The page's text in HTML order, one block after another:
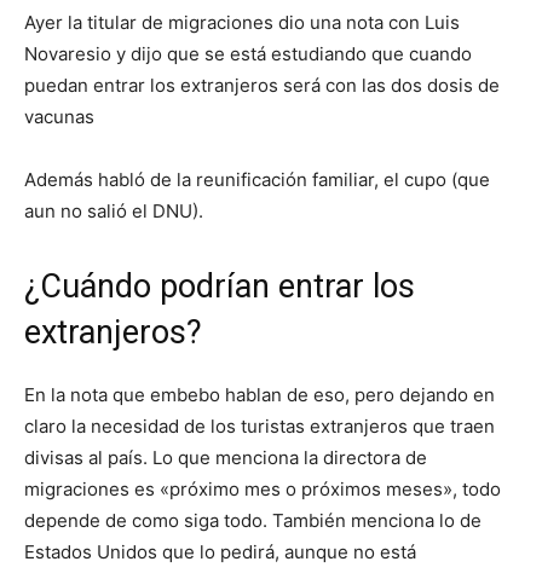
Ayer la titular de migraciones dio una nota con Luis
Novaresio y dijo que se está estudiando que cuando
puedan entrar los extranjeros será con las dos dosis de
vacunas
Además habló de la reunificación familiar, el cupo (que
aun no salió el DNU).
¿Cuándo podrían entrar los
extranjeros?
En la nota que embebo hablan de eso, pero dejando en
claro la necesidad de los turistas extranjeros que traen
divisas al país. Lo que menciona la directora de
migraciones es «próximo mes o próximos meses», todo
depende de como siga todo. También menciona lo de
Estados Unidos que lo pedirá, aunque no está